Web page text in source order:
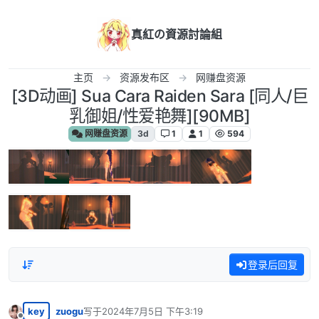
真紅の資源討論組
主页 资源发布区 网赚盘资源
[3D动画] Sua Cara Raiden Sara [同人/巨
乳御姐/性爱艳舞][90MB]
网赚盘资源 3d 1 1 594
登录后回复
key zuogu写于2024年7月5日 下午3:19